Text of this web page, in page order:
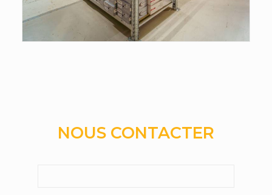
NOUS CONTACTER